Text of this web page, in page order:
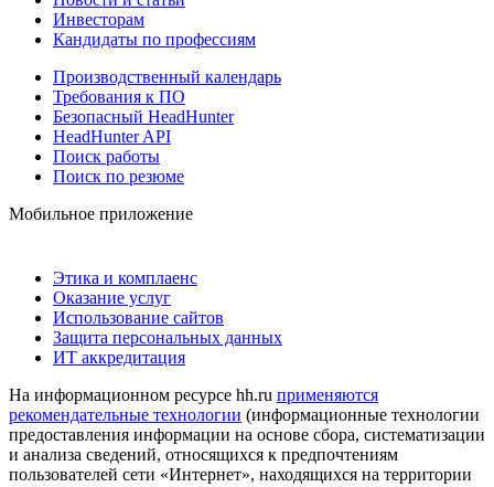
Инвесторам
Кандидаты по профессиям
Производственный календарь
Требования к ПО
Безопасный HeadHunter
HeadHunter API
Поиск работы
Поиск по резюме
Мобильное приложение
Этика и комплаенс
Оказание услуг
Использование сайтов
Защита персональных данных
ИТ аккредитация
На информационном ресурсе hh.ru применяются
рекомендательные технологии (информационные технологии
предоставления информации на основе сбора, систематизации
и анализа сведений, относящихся к предпочтениям
пользователей сети «Интернет», находящихся на территории